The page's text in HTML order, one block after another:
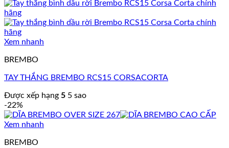
Xem nhanh
BREMBO
TAY THẮNG BREMBO RCS15 CORSACORTA
Được xếp hạng 5 5 sao
-22%
Xem nhanh
BREMBO